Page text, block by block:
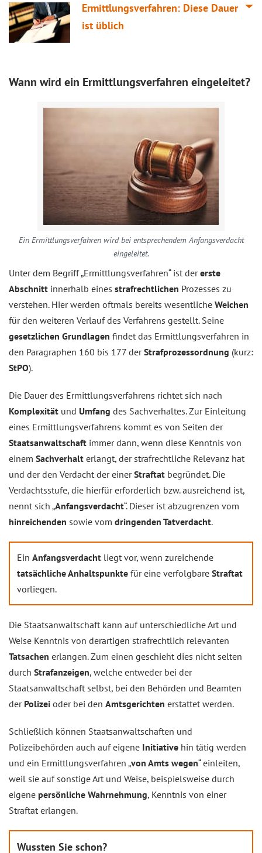
Ermittlungsverfahren: Diese Dauer
ist üblich
Wann wird ein Ermittlungsverfahren eingeleitet?
Ein Ermittlungsverfahren wird bei entsprechendem Anfangsverdacht
eingeleitet.
Unter dem Begriff „Ermittlungsverfahren“ ist dererste
Abschnitt innerhalb eines strafrechtlichen Prozesses zu
verstehen. Hier werden oftmals bereits wesentliche Weichen
für den weiteren Verlauf des Verfahrens gestellt. Seine
gesetzlichen Grundlagen findet das Ermittlungsverfahren in
den Paragraphen 160 bis 177 derStrafprozessordnung (kurz:
StPO).
Die Dauer des Ermittlungsverfahrens richtet sich nach
Komplexität und Umfang des Sachverhaltes. Zur Einleitung
eines Ermittlungsverfahrens kommt es von Seiten der
Staatsanwaltschaft immer dann, wenn diese Kenntnis von
einem Sachverhalt erlangt, der strafrechtliche Relevanz hat
und der den Verdacht der einerStraftat begründet. Die
Verdachtsstufe, die hierfür erforderlich bzw. ausreichend ist,
nennt sich „Anfangsverdacht“. Dieser ist abzugrenzen vom
hinreichenden sowie vom dringenden Tatverdacht.
Ein Anfangsverdacht liegt vor, wenn zureichende
tatsächliche Anhaltspunkte für eine verfolgbare Straftat
vorliegen.
Die Staatsanwaltschaft kann auf unterschiedliche Art und
Weise Kenntnis von derartigen strafrechtlich relevanten
Tatsachen erlangen. Zum einen geschieht dies nicht selten
durch Strafanzeigen, welche entweder bei der
Staatsanwaltschaft selbst, bei den Behörden und Beamten
der Polizei oder bei den Amtsgerichten erstattet werden.
Schließlich können Staatsanwaltschaften und
Polizeibehörden auch auf eigene Initiative hin tätig werden
und ein Ermittlungsverfahren „von Amts wegen“ einleiten,
weil sie auf sonstige Art und Weise, beispielsweise durch
eigene persönliche Wahrnehmung, Kenntnis von einer
Straftat erlangen.
Wussten Sie schon?